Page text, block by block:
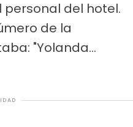
del hotel.
de la
"Yolanda...